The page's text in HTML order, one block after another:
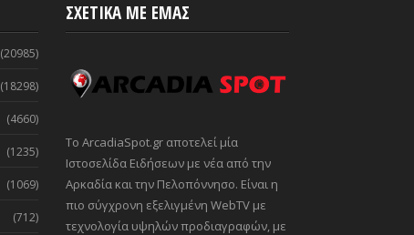
(20985)
(18298)
(4660)
(1235)
(1069)
(712)
ΣΧΕΤΙΚΑ ΜΕ ΕΜΑΣ
Το ArcadiaSpot.gr αποτελεί μία
Ιστοσελίδα Ειδήσεων με νέα από την
Αρκαδία και την Πελοπόννησο. Είναι η
πιο σύγχρονη εξελιγμένη WebTV με
τεχνολογία υψηλών προδιαγραφών, με